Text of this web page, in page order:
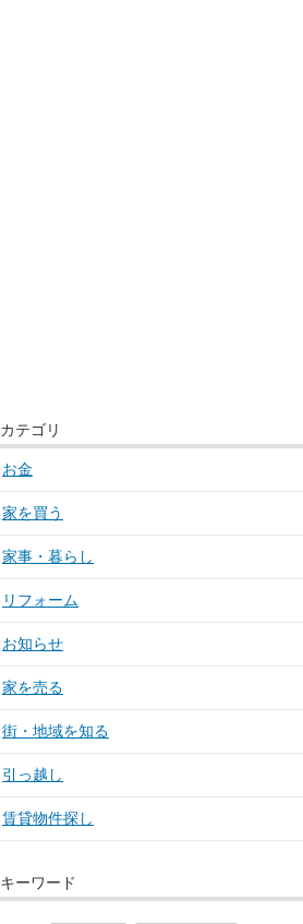
カテゴリ
お金
家を買う
家事・暮らし
リフォーム
お知らせ
家を売る
街・地域を知る
引っ越し
賃貸物件探し
キーワード